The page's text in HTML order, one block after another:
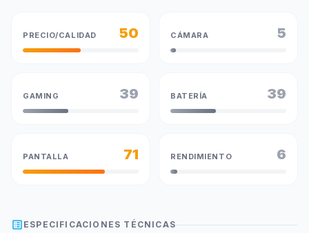
PRECIO/CALIDAD 50 CÁMARA 5
GAMING 39 BATERÍA 39
PANTALLA 71 RENDIMIENTO 6
list_alt ESPECIFICACIONES TÉCNICAS